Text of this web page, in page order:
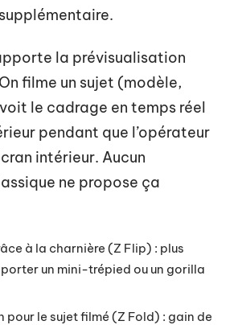
la prévisualisation
filme un sujet (modèle,
le cadrage en temps réel
pendant que l’opérateur
intérieur. Aucun
ne propose ça
à la charnière (Z Flip) : plus
un mini-trépied ou un gorilla
pour le sujet filmé (Z Fold) : gain de